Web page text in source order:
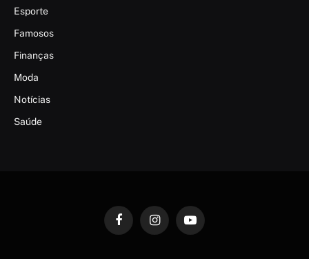
Esporte
Famosos
Finanças
Moda
Notícias
Saúde
FacebookInstagramYouTube